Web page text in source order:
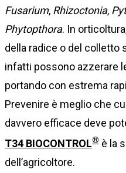
Fusarium, Rhizoctonia,
Phytopthora. In
della radice o del colletto
infatti possono azzerare
portando con estrema
Prevenire è meglio che
davvero efficace deve
T34 BIOCONTROL® è la
dell’agricoltore.